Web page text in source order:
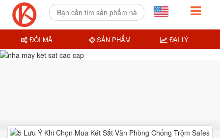
ĐỔI MÃ SẢN PHẨM ĐẠI LÝ